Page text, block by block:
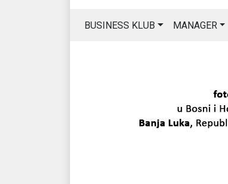
BUSINESS KLUB MANAGER